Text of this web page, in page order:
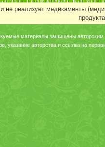
не реализует медикаменты
материалы защищены авторским
указание авторства и ссылка на